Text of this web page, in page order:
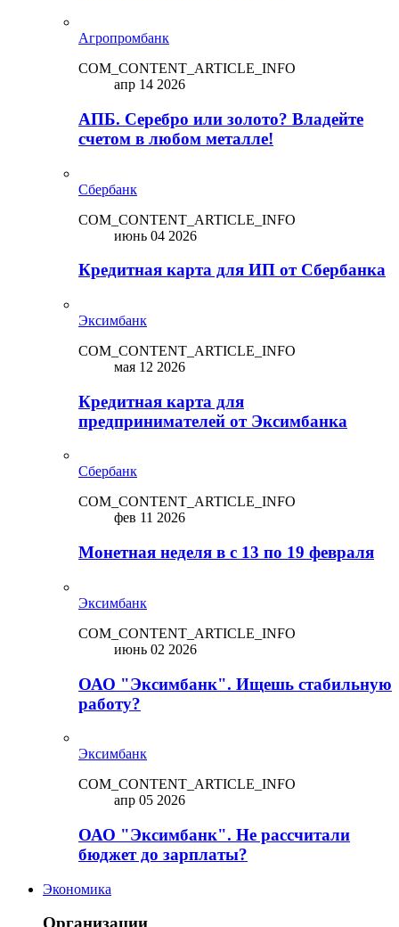
Агропромбанк
COM_CONTENT_ARTICLE_INFO
апр 14 2026
АПБ. Серебро или золото? Владейте
счетом в любом металле!
Сбербанк
COM_CONTENT_ARTICLE_INFO
июнь 04 2026
Кредитная карта для ИП от Сбербанка
Эксимбанк
COM_CONTENT_ARTICLE_INFO
мая 12 2026
Кредитная карта для
предпринимателей от Эксимбанка
Сбербанк
COM_CONTENT_ARTICLE_INFO
фев 11 2026
Монетная неделя в с 13 по 19 февраля
Эксимбанк
COM_CONTENT_ARTICLE_INFO
июнь 02 2026
ОАО "Эксимбанк". Ищешь стабильную
работу?
Эксимбанк
COM_CONTENT_ARTICLE_INFO
апр 05 2026
ОАО "Эксимбанк". Не рассчитали
бюджет до зарплаты?
Экономика